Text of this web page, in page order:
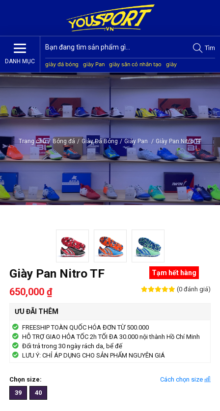
DANH MỤC
Tìm
giày đá bóng giày Pan giày sân cỏ nhân tạo
giày
Jogarbola
giày Mitre giày Akka quần áo bóng đá
giày
Trang chủ / Bóng đá / Giày Đá Bóng / Giày Pan / Giày Pan Nitro TF
Giày Pan Nitro TF Tạm hết hàng
650,000 ₫ (0 đánh giá)
ƯU ĐÃI THÊM
FREESHIP TOÀN QUỐC HÓA ĐƠN TỪ 500.000
HỖ TRỢ GIAO HỎA TỐC 2h TỐI ĐA 30.000 nội thành Hồ Chí Minh
Đổi trả trong 30 ngày rách da, bể đế
LƯU Ý: CHỈ ÁP DỤNG CHO SẢN PHẨM NGUYÊN GIÁ
Chọn size:
Cách chọn size
39
40